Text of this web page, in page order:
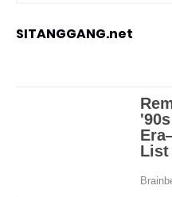
SITANGGANG.net